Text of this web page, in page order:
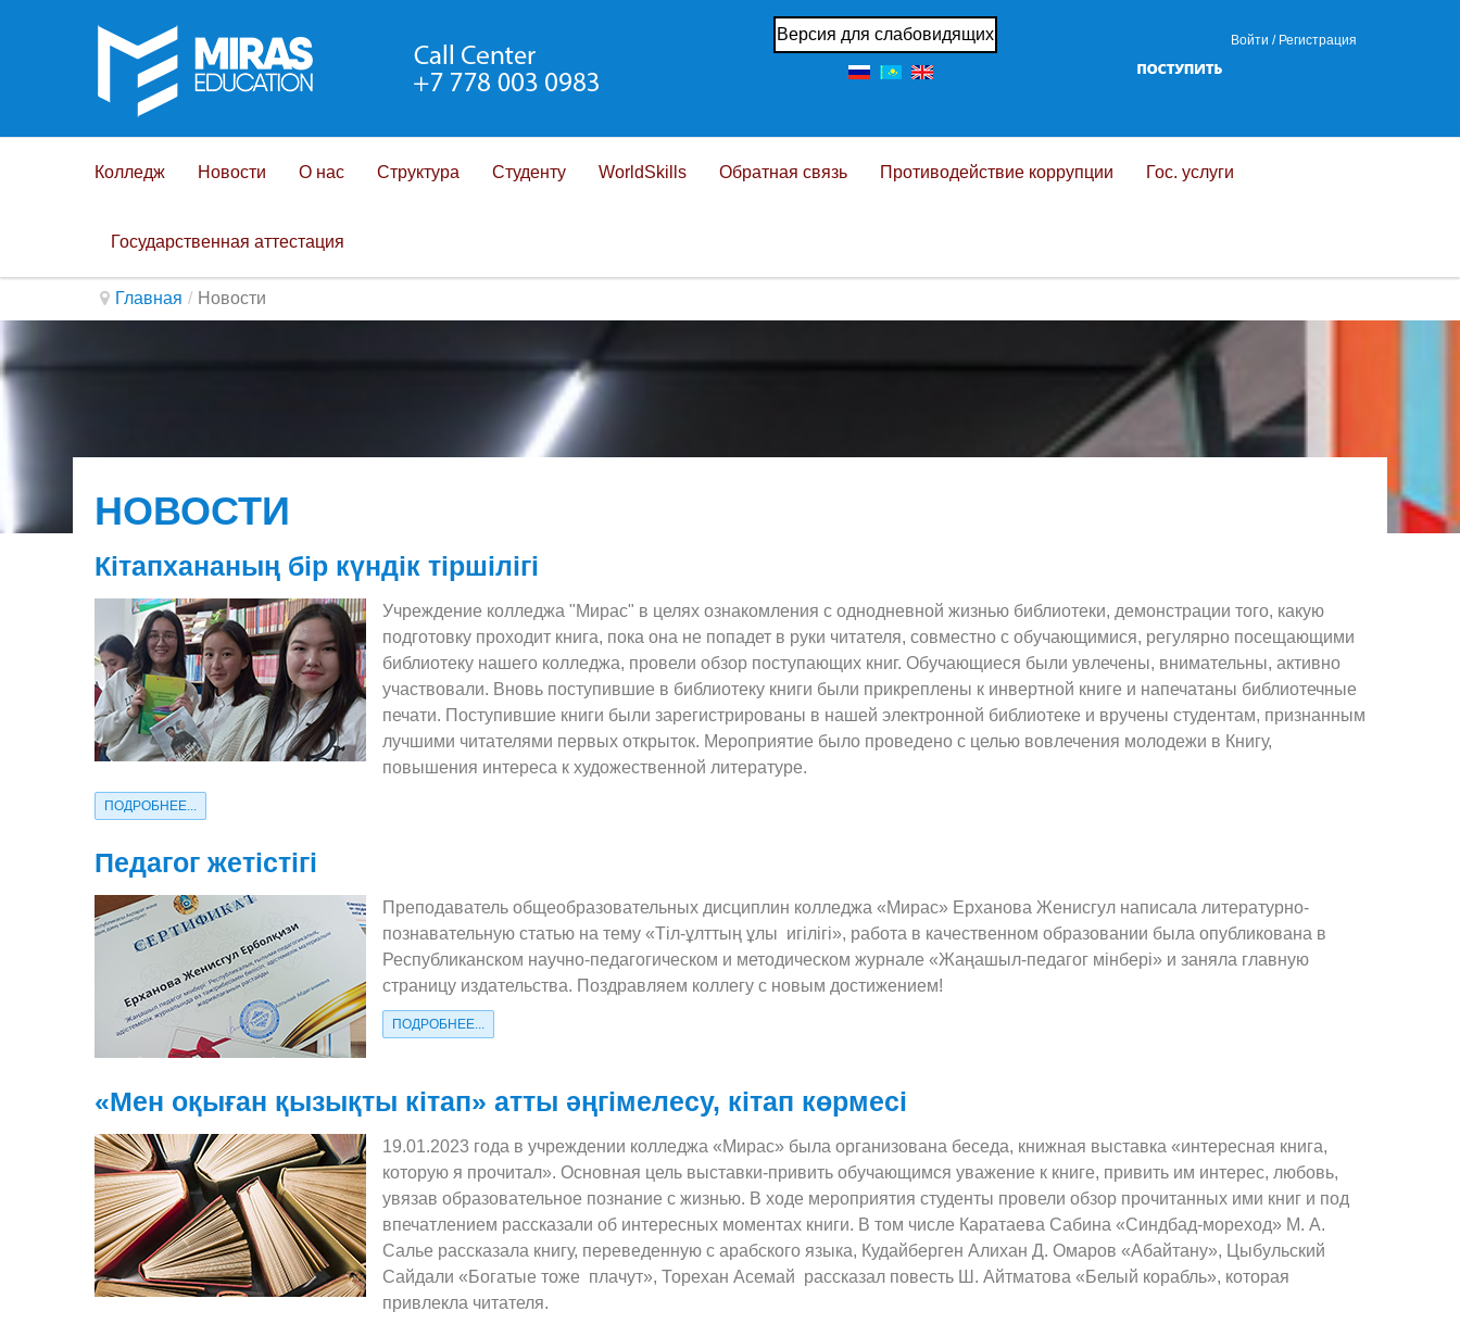
Версия для слабовидящих Войти / Регистрация
Колледж Новости О нас Структура Студенту WorldSkills Обратная связь Противодействие коррупции Гос. услуги
Государственная аттестация
Главная / Новости
НОВОСТИ
Кітапхананың бір күндік тіршілігі
Учреждение колледжа "Мирас" в целях ознакомления с однодневной жизнью библиотеки, демонстрации того, какую
подготовку проходит книга, пока она не попадет в руки читателя, совместно с обучающимися, регулярно посещающими
библиотеку нашего колледжа, провели обзор поступающих книг. Обучающиеся были увлечены, внимательны, активно
участвовали. Вновь поступившие в библиотеку книги были прикреплены к инвертной книге и напечатаны библиотечные
печати. Поступившие книги были зарегистрированы в нашей электронной библиотеке и вручены студентам, признанным
лучшими читателями первых открыток. Мероприятие было проведено с целью вовлечения молодежи в Книгу,
повышения интереса к художественной литературе.
ПОДРОБНЕЕ...
Педагог жетістігі
Преподаватель общеобразовательных дисциплин колледжа «Мирас» Ерханова Женисгул написала литературно-
познавательную статью на тему «Тіл-ұлттың ұлы игілігі», работа в качественном образовании была опубликована в
Республиканском научно-педагогическом и методическом журнале «Жаңашыл-педагог мінбері» и заняла главную
страницу издательства. Поздравляем коллегу с новым достижением!
ПОДРОБНЕЕ...
«Мен оқыған қызықты кітап» атты әңгімелесу, кітап көрмесі
19.01.2023 года в учреждении колледжа «Мирас» была организована беседа, книжная выставка «интересная книга,
которую я прочитал». Основная цель выставки-привить обучающимся уважение к книге, привить им интерес, любовь,
увязав образовательное познание с жизнью. В ходе мероприятия студенты провели обзор прочитанных ими книг и под
впечатлением рассказали об интересных моментах книги. В том числе Каратаева Сабина «Синдбад-мореход» М. А.
Салье рассказала книгу, переведенную с арабского языка, Кудайберген Алихан Д. Омаров «Абайтану», Цыбульский
Сайдали «Богатые тоже плачут», Торехан Асемай рассказал повесть Ш. Айтматова «Белый корабль», которая
привлекла читателя.